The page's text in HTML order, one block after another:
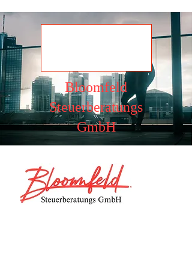
Bloomfeld
Steuerberatungs
GmbH